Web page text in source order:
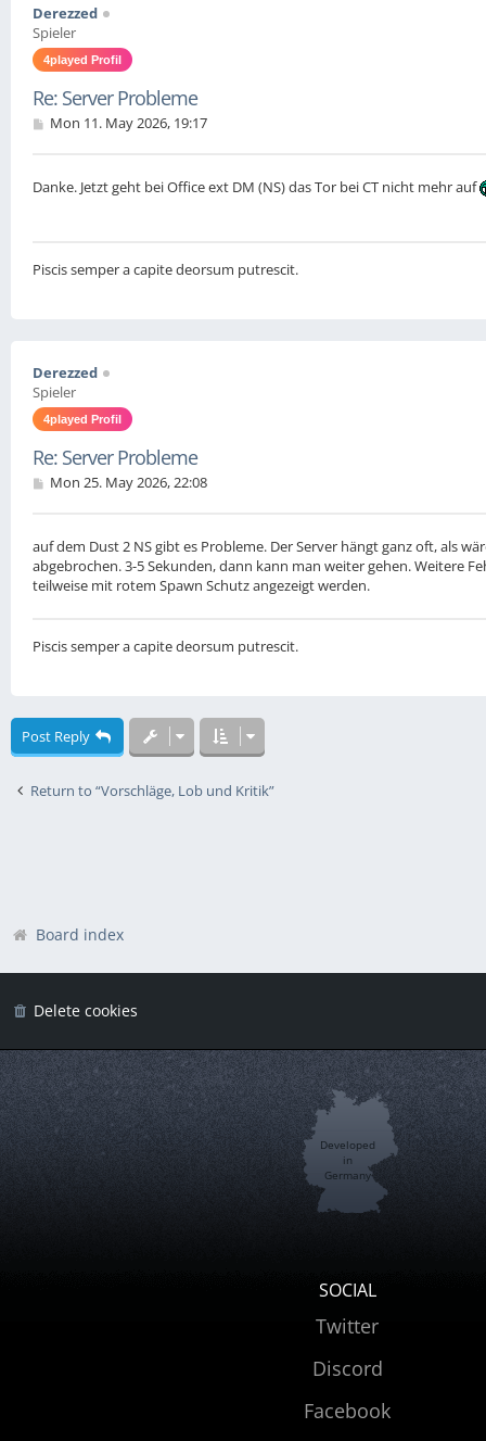
Derezzed
Spieler
4played Profil
Re: Server Probleme
PMon 11. May 2026, 19:17
Danke. Jetzt geht bei Office ext DM (NS) das Tor bei CT nicht mehr auf
Piscis semper a capite deorsum putrescit.
Derezzed
Spieler
4played Profil
Re: Server Probleme
PMon 25. May 2026, 22:08
auf dem Dust 2 NS gibt es Probleme. Der Server hängt ganz oft, als
abgebrochen. 3-5 Sekunden, dann kann man weiter gehen. Weitere
teilweise mit rotem Spawn Schutz angezeigt werden.
Piscis semper a capite deorsum putrescit.
Post Reply
Return to “Vorschläge, Lob und Kritik”
Board index
Delete cookies
Developed
in
Germany
SOCIAL
Twitter
Discord
Facebook